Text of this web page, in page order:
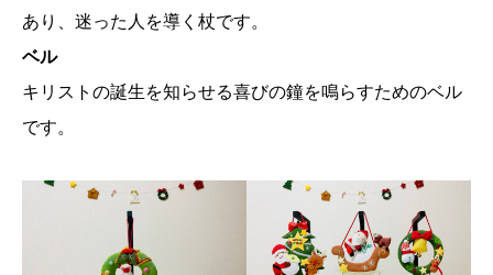
あり、迷った人を導く杖です。
ベル
キリストの誕生を知らせる喜びの鐘を鳴らすためのベル
です。